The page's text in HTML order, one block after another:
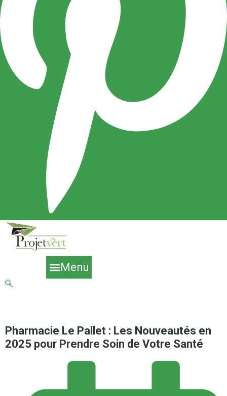
Menu
Pharmacie Le Pallet : Les Nouveautés en
2025 pour Prendre Soin de Votre Santé